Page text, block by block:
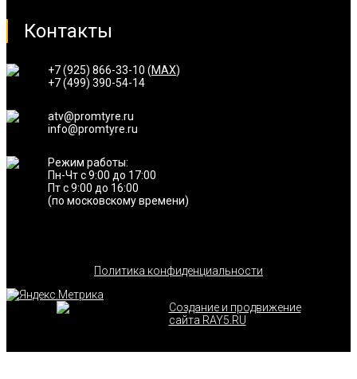
Контакты
+7 (925) 866-33-10 (MAX)
+7 (499) 390-54-14
atv@promtyre.ru
info@promtyre.ru
Режим работы:
Пн-Чт с 9:00 до 17:00
Пт с 9:00 до 16:00
(по московскому времени)
Политика конфиденциальности
Создание и продвижение
сайта RAY5.RU